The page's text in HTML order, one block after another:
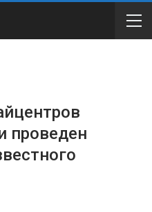
проведен